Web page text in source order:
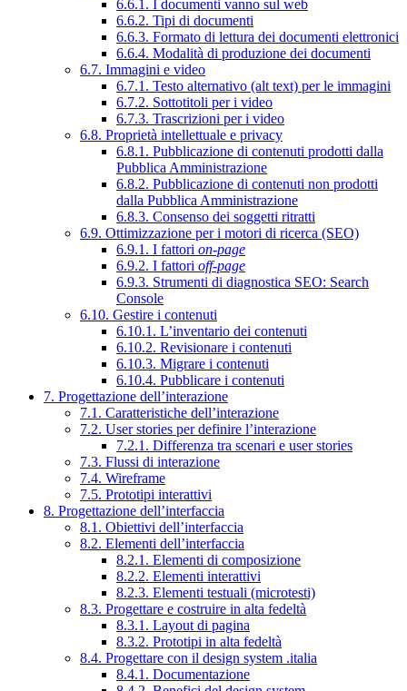
6.6.1. I documenti vanno sul web
6.6.2. Tipi di documenti
6.6.3. Formato di lettura dei documenti elettronici
6.6.4. Modalità di produzione dei documenti
6.7. Immagini e video
6.7.1. Testo alternativo (alt text) per le immagini
6.7.2. Sottotitoli per i video
6.7.3. Trascrizioni per i video
6.8. Proprietà intellettuale e privacy
6.8.1. Pubblicazione di contenuti prodotti dalla
Pubblica Amministrazione
6.8.2. Pubblicazione di contenuti non prodotti
dalla Pubblica Amministrazione
6.8.3. Consenso dei soggetti ritratti
6.9. Ottimizzazione per i motori di ricerca (SEO)
6.9.1. I fattori on-page
6.9.2. I fattori off-page
6.9.3. Strumenti di diagnostica SEO: Search
Console
6.10. Gestire i contenuti
6.10.1. L’inventario dei contenuti
6.10.2. Revisionare i contenuti
6.10.3. Migrare i contenuti
6.10.4. Pubblicare i contenuti
7. Progettazione dell’interazione
7.1. Caratteristiche dell’interazione
7.2. User stories per definire l’interazione
7.2.1. Differenza tra scenari e user stories
7.3. Flussi di interazione
7.4. Wireframe
7.5. Prototipi interattivi
8. Progettazione dell’interfaccia
8.1. Obiettivi dell’interfaccia
8.2. Elementi dell’interfaccia
8.2.1. Elementi di composizione
8.2.2. Elementi interattivi
8.2.3. Elementi testuali (microtesti)
8.3. Progettare e costruire in alta fedeltà
8.3.1. Layout di pagina
8.3.2. Prototipi in alta fedeltà
8.4. Progettare con il design system .italia
8.4.1. Documentazione